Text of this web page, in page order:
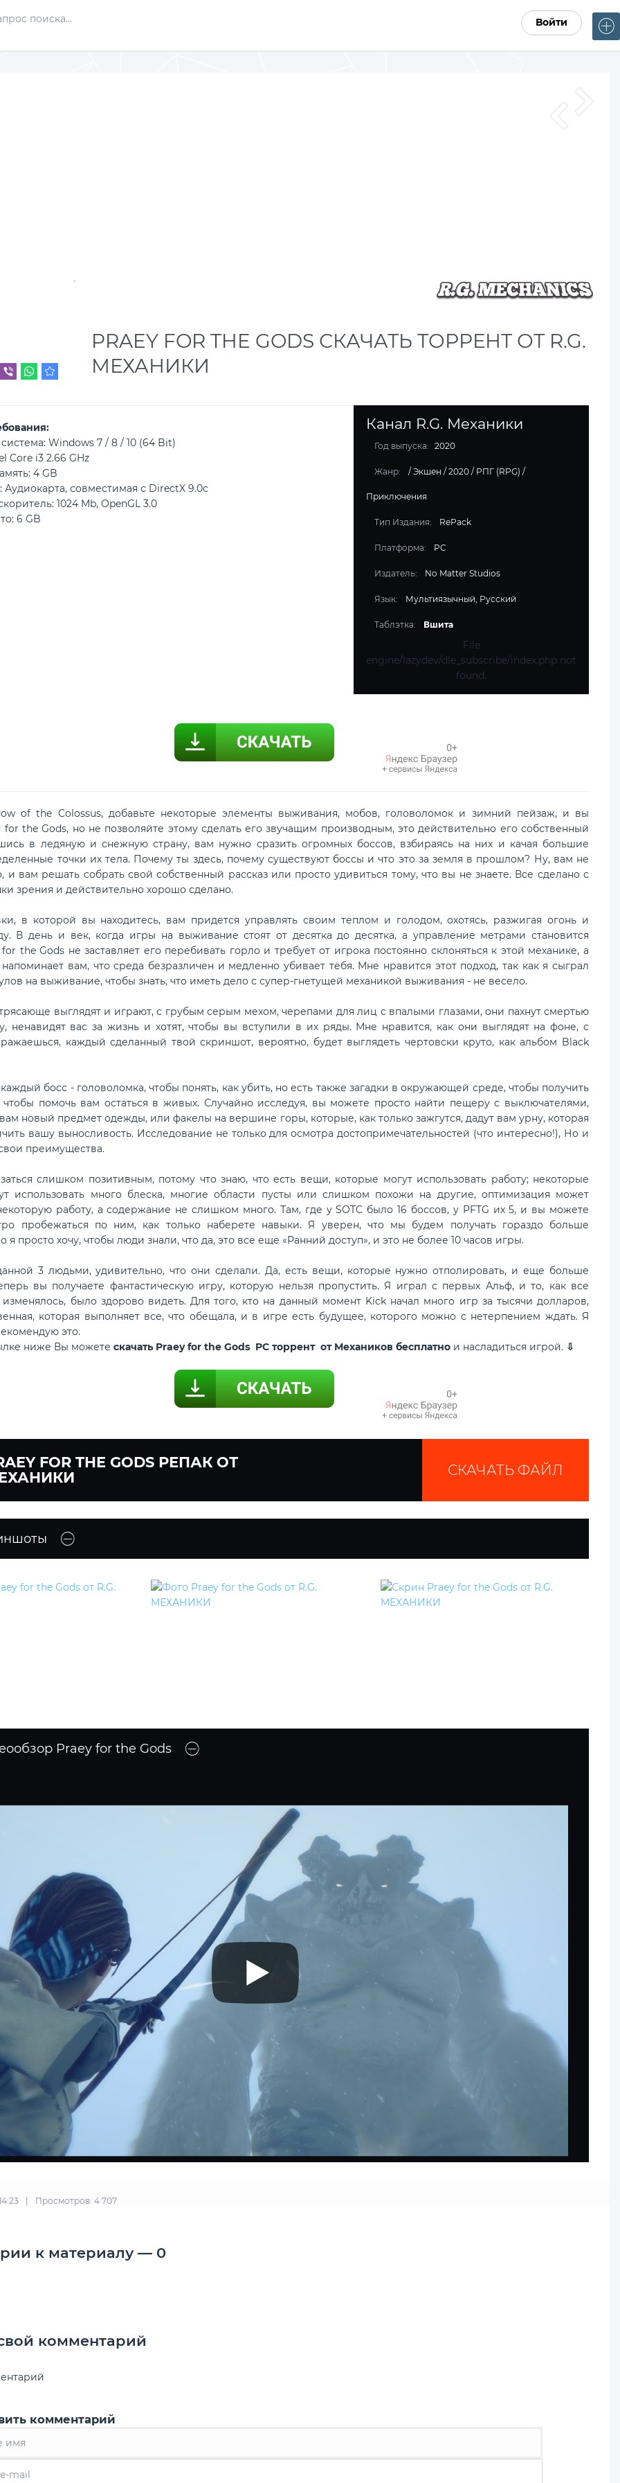
Войти
PRAEY FOR THE GODS СКАЧАТЬ ТОРРЕНТ ОТ R.G.
МЕХАНИКИ
Канал R.G. Механики
Год выпуска: 2020
Жанр: /Экшен /2020 / РПГ (RPG) /
Приключения
Тип Издания: RePack
Платформа: PC
Издатель: No Matter Studios
Язык: Мультиязычный, Русский
Таблэтка: Вшита
File
engine/lazydev/dle_subscribe/index.php not
found.
Windows 7 / 8 / 10 (64 Bit)
Core i3 2.66 GHz
4 GB
Аудиокарта, совместимая с DirectX 9.0с
1024 Mb, OpenGL 3.0
6 GB
of the Colossus, добавьте некоторые элементы выживания, мобов, головоломок и зимний пейзаж, и вы
for the Gods, но не позволяйте этому сделать его звучащим производным, это действительно его собственный
в ледяную и снежную страну, вам нужно сразить огромных боссов, взбираясь на них и качая большие
точки их тела. Почему ты здесь, почему существуют боссы и что это за земля в прошлом? Ну, вам не
и вам решать собрать свой собственный рассказ или просто удивиться тому, что вы не знаете. Все сделано с
зрения и действительно хорошо сделано.
в которой вы находитесь, вам придется управлять своим теплом и голодом, охотясь, разжигая огонь и
В день и век, когда игры на выживание стоят от десятка до десятка, а управление метрами становится
the Gods не заставляет его перебивать горло и требует от игрока постоянно склоняться к этой механике, а
вам, что среда безразличен и медленно убивает тебя. Мне нравится этот подход, так как я сыграл
на выживание, чтобы знать, что иметь дело с супер-гнетущей механикой выживания - не весело.
выглядят и играют, с грубым серым мехом, черепами для лиц с впалыми глазами, они пахнут смертью
ненавидят вас за жизнь и хотят, чтобы вы вступили в их ряды. Мне нравится, как они выглядят на фоне, с
каждый сделанный твой скриншот, вероятно, будет выглядеть чертовски круто, как альбом Black
босс - головоломка, чтобы понять, как убить, но есть также загадки в окружающей среде, чтобы получить
помочь вам остаться в живых. Случайно исследуя, вы можете просто найти пещеру с выключателями,
новый предмет одежды, или факелы на вершине горы, которые, как только зажгутся, дадут вам урну, которая
вашу выносливость. Исследование не только для осмотра достопримечательностей (что интересно!), Но и
преимущества.
слишком позитивным, потому что знаю, что есть вещи, которые могут использовать работу; некоторые
использовать много блеска, многие области пусты или слишком похожи на другие, оптимизация может
работу, а содержание не слишком много. Там, где у SOTC было 16 боссов, у PFTG их 5, и вы можете
пробежаться по ним, как только наберете навыки. Я уверен, что мы будем получать гораздо больше
просто хочу, чтобы люди знали, что да, это все еще «Ранний доступ», и это не более 10 часов игры.
3 людьми, удивительно, что они сделали. Да, есть вещи, которые нужно отполировать, и еще больше
вы получаете фантастическую игру, которую нельзя пропустить. Я играл с первых Альф, и то, как все
было здорово видеть. Для того, кто на данный момент Kick начал много игр за тысячи долларов,
которая выполняет все, что обещала, и в игре есть будущее, которого можно с нетерпением ждать. Я
это.
ниже Вы можете скачать Praey for the Gods PC торрент от Механиков бесплатно и насладиться игрой. ⇩
FOR THE GODS РЕПАК ОТ
СКАЧАТЬ ФАЙЛ
Praey for the Gods
Просмотров: 4 707
к материалу — 0
комментарий
комментарий